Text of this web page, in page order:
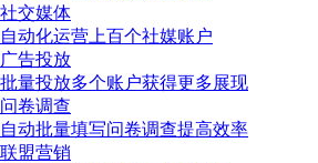
社交媒体
自动化运营上百个社媒账户
广告投放
批量投放多个账户获得更多展现
问卷调查
自动批量填写问卷调查提高效率
联盟营销